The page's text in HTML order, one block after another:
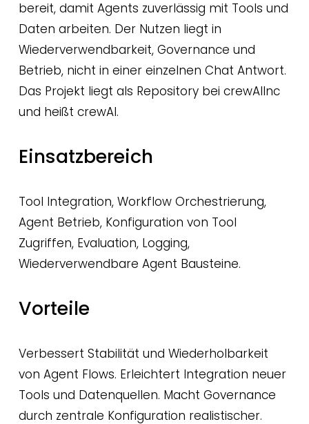
bereit, damit Agents zuverlässig mit Tools und
Daten arbeiten. Der Nutzen liegt in
Wiederverwendbarkeit, Governance und
Betrieb, nicht in einer einzelnen Chat Antwort.
Das Projekt liegt als Repository bei crewAIInc
und heißt crewAI.
Einsatzbereich
Tool Integration, Workflow Orchestrierung,
Agent Betrieb, Konfiguration von Tool
Zugriffen, Evaluation, Logging,
Wiederverwendbare Agent Bausteine.
Vorteile
Verbessert Stabilität und Wiederholbarkeit
von Agent Flows. Erleichtert Integration neuer
Tools und Datenquellen. Macht Governance
durch zentrale Konfiguration realistischer.